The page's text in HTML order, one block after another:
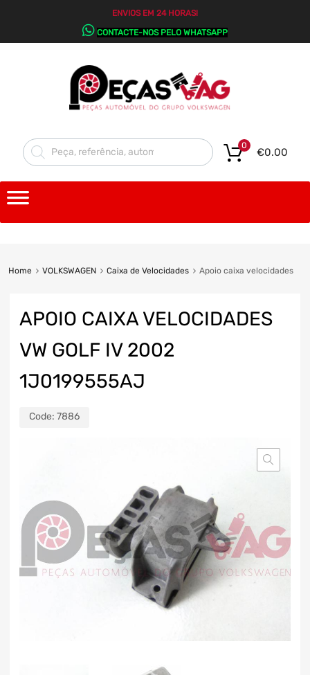
ENVIOS EM 24 HORAS!
CONTACTE-NOS PELO WHATSAPP
€0.00
0
Home VOLKSWAGEN Caixa de Velocidades Apoio caixa velocidades
APOIO CAIXA VELOCIDADES
VW GOLF IV 2002
1J0199555AJ
Code: 7886